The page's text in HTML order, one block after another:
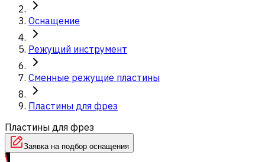
Оснащение
Режущий инструмент
Сменные режущие пластины
Пластины для фрез
Пластины для фрез
Заявка на подбор оснащения